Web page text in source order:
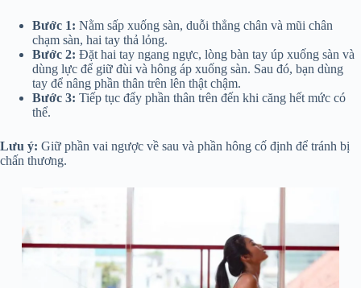
Bước 1: Nằm sấp xuống sàn, duỗi thẳng chân và mũi chân
chạm sàn, hai tay thả lỏng.
Bước 2: Đặt hai tay ngang ngực, lòng bàn tay úp xuống sàn và
dùng lực để giữ đùi và hông áp xuống sàn. Sau đó, bạn dùng
tay để nâng phần thân trên lên thật chậm.
Bước 3: Tiếp tục đẩy phần thân trên đến khi căng hết mức có
thể.
Lưu ý: Giữ phần vai ngược về sau và phần hông cố định để tránh bị
chấn thương.